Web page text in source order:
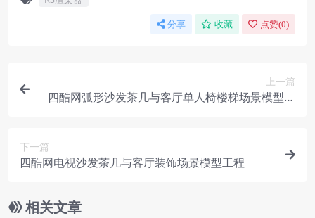
分享 收藏 点赞(0)
上一篇
四酷网弧形沙发茶几与客厅单人椅楼梯场景模型工
下一篇
四酷网电视沙发茶几与客厅装饰场景模型工程
相关文章